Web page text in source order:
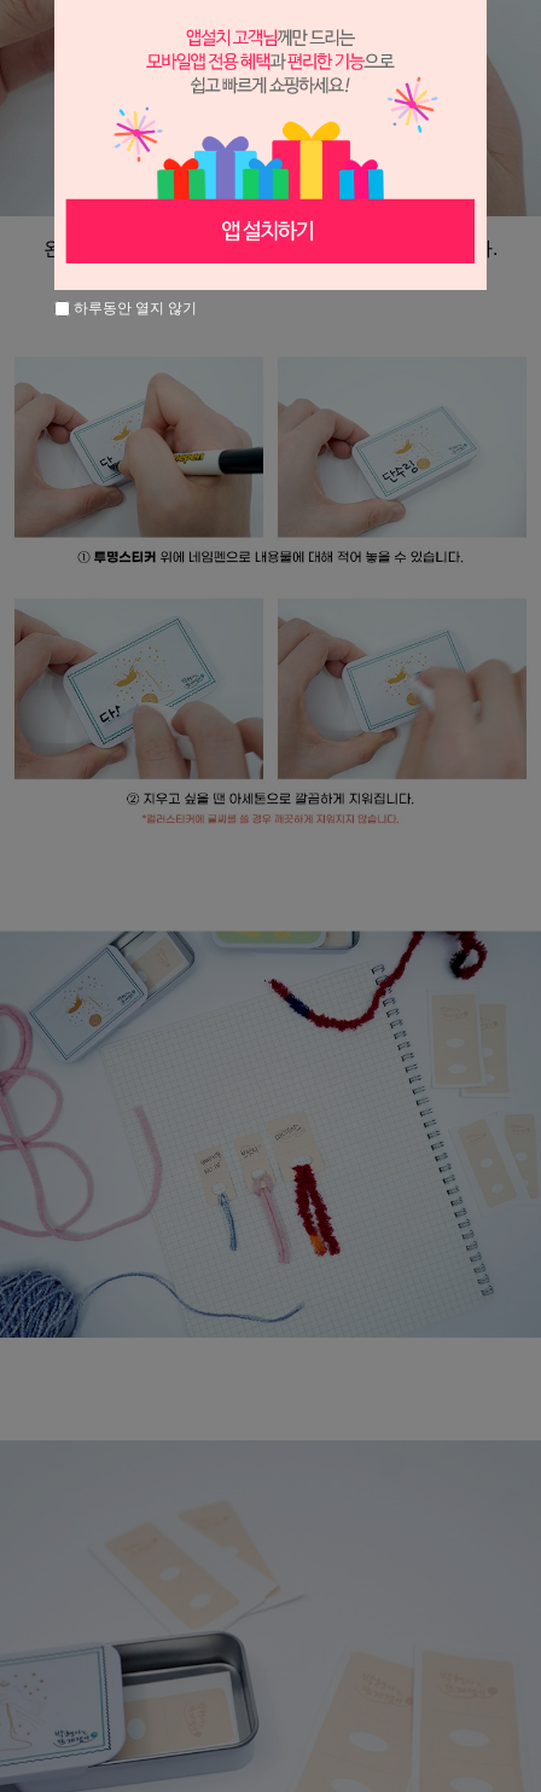
왼쪽 원형표시가 있는 쪽으로 자연스럽게 밀어줍니다.
하루동안 열지 않기